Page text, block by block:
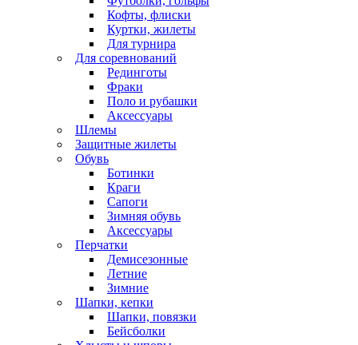
Кофты, флиски
Куртки, жилеты
Для турнира
Для соревнований
Рединготы
Фраки
Поло и рубашки
Аксессуары
Шлемы
Защитные жилеты
Обувь
Ботинки
Краги
Сапоги
Зимняя обувь
Аксессуары
Перчатки
Демисезонные
Летние
Зимние
Шапки, кепки
Шапки, повязки
Бейсболки